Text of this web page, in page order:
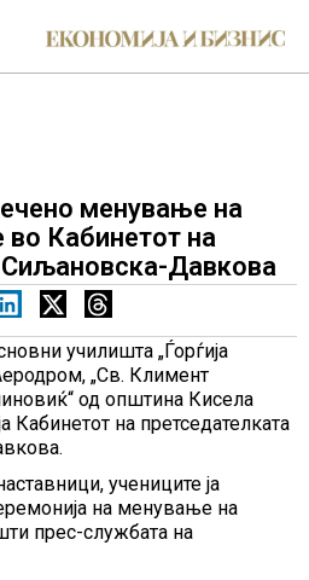
менување на
Кабинетот на
Сиљановска-Давкова
училишта „Ѓорѓија
„Св. Климент
од општина Кисела
Кабинетот на претседателката
учениците ја
на менување на
прес-службата на